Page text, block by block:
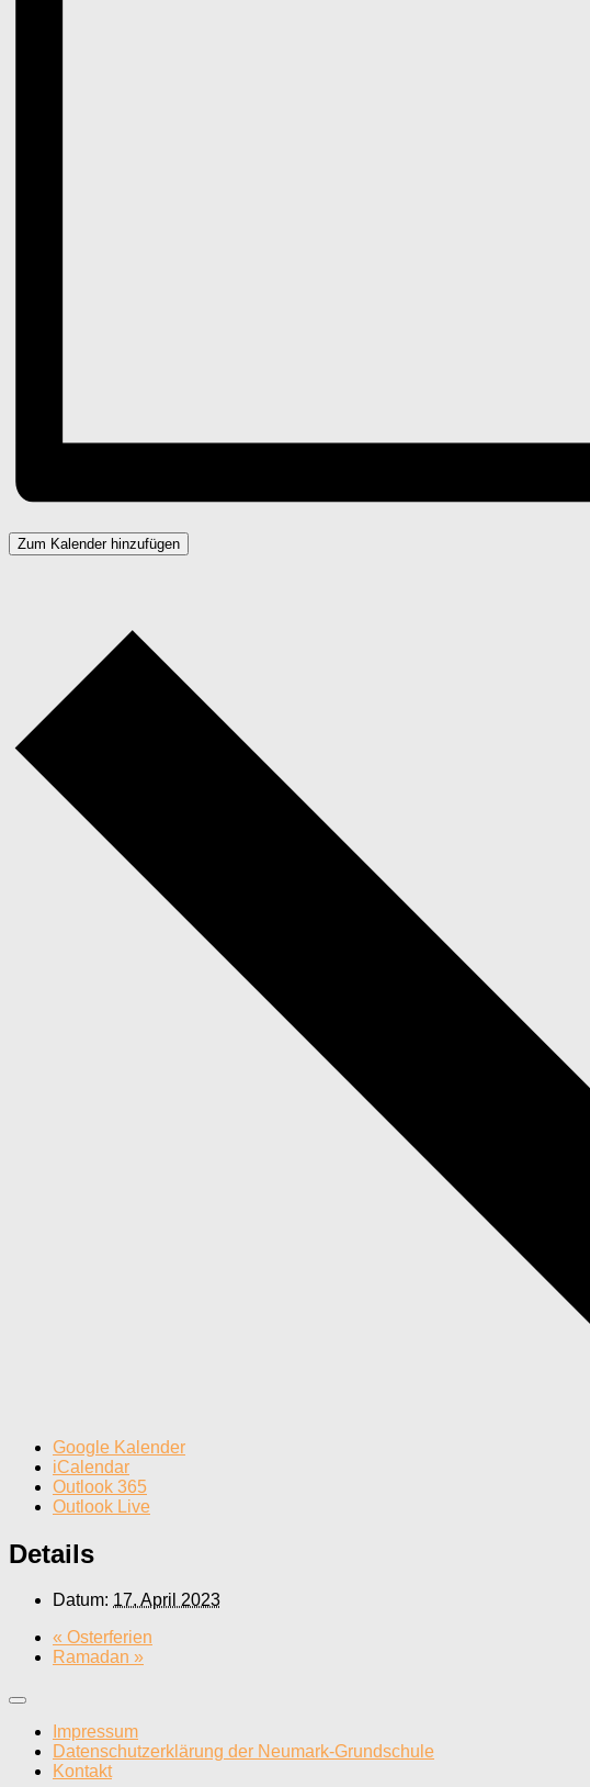
Zum Kalender hinzufügen
Google Kalender
iCalendar
Outlook 365
Outlook Live
Details
Datum: 17. April 2023
« Osterferien
Ramadan »
Impressum
Datenschutzerklärung der Neumark-Grundschule
Kontakt